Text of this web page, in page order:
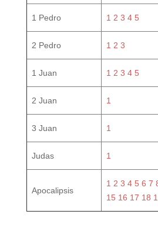
1 Pedro 1 2 3 4 5
2 Pedro 1 2 3
1 Juan 1 2 3 4 5
2 Juan 1
3 Juan 1
Judas 1
Apocalipsis
1 2 3 4 5 6 7
15 16 17 18